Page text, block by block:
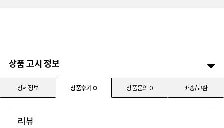
상품 고시 정보
상세정보 상품후기 0 상품문의 0 배송/교환
리뷰